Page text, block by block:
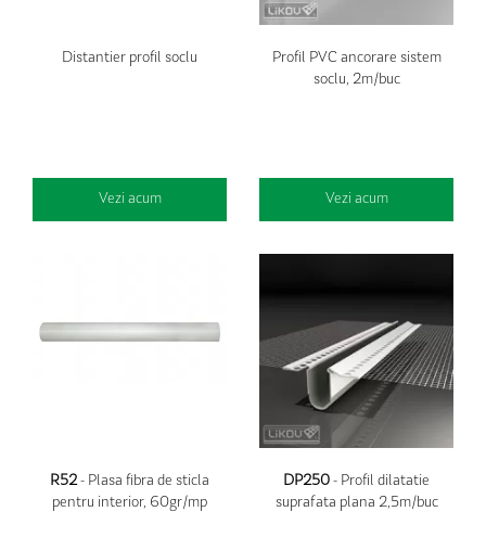
Distantier profil soclu
Vezi acum
Profil PVC ancorare sistem
soclu, 2m/buc
Vezi acum
R52- Plasa fibra de sticla
pentru interior, 60gr/mp
DP250 - Profil dilatatie
suprafata plana 2,5m/buc